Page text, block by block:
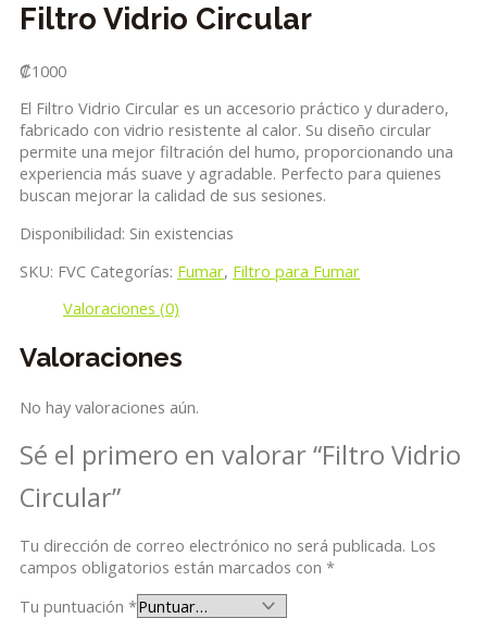
Filtro Vidrio Circular
₡1000
El Filtro Vidrio Circular es un accesorio práctico y duradero,
fabricado con vidrio resistente al calor. Su diseño circular
permite una mejor filtración del humo, proporcionando una
experiencia más suave y agradable. Perfecto para quienes
buscan mejorar la calidad de sus sesiones.
Disponibilidad: Sin existencias
SKU: FVC Categorías: Fumar, Filtro para Fumar
Valoraciones (0)
Valoraciones
No hay valoraciones aún.
Sé el primero en valorar “Filtro Vidrio
Circular”
Tu dirección de correo electrónico no será publicada. Los
campos obligatorios están marcados con *
Tu puntuación *